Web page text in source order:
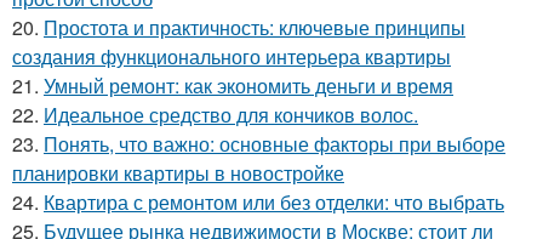
20. Простота и практичность: ключевые принципы
создания функционального интерьера квартиры
21. Умный ремонт: как экономить деньги и время
22. Идеальное средство для кончиков волос.
23. Понять, что важно: основные факторы при выборе
планировки квартиры в новостройке
24. Квартира с ремонтом или без отделки: что выбрать
25. Будущее рынка недвижимости в Москве: стоит ли